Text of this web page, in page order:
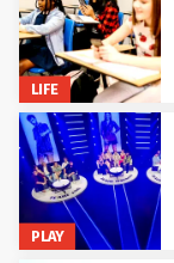
LIFE
PLAY